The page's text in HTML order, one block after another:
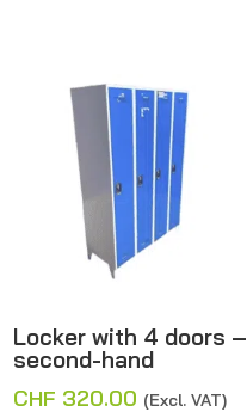
Locker with 4 doors –
second-hand
CHF 320.00 (Excl. VAT)